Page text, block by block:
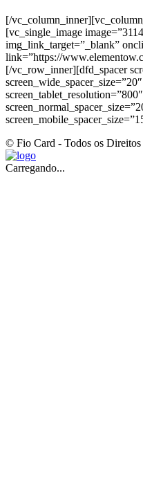
[/
[vc_single_image
img_link_target=”_blank”
link=”https://
[/vc_row_inner][dfd_spacer
© Fio Card - Todos os Direitos
Carregando...